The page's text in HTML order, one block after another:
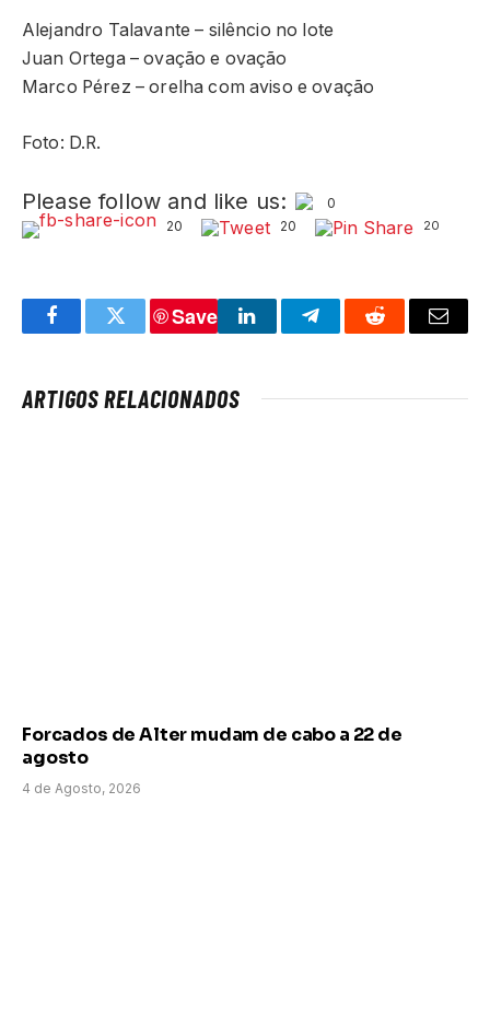
Alejandro Talavante – silêncio no lote
Juan Ortega – ovação e ovação
Marco Pérez – orelha com aviso e ovação
Foto: D.R.
Please follow and like us:
0
20
20 20
FacebookTwitter
Save
LinkedInTelegramReddit Email
ARTIGOS RELACIONADOS
Forcados de Alter mudam de cabo a 22 de
agosto
4 de Agosto, 2026